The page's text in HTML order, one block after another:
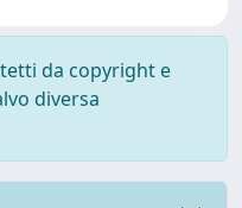
da copyright e
diversa